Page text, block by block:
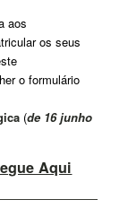
aos
os seus
o formulário
(de 16 junho
Aqui